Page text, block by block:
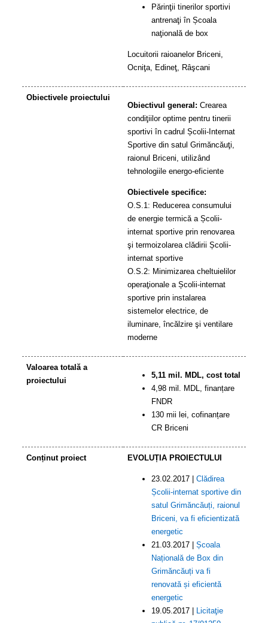
Părinţii tinerilor sportivi
antrenaţi în Școala
naţională de box
Locuitorii raioanelor Briceni,
Ocniţa, Edineţ, Râşcani
Obiectivele proiectului
Obiectivul general: Crearea
condiţiilor optime pentru tinerii
sportivi în cadrul Școlii-Internat
Sportive din satul Grimăncăuţi,
raionul Briceni, utilizând
tehnologiile energo-eficiente
Obiectivele specifice:
O.S.1: Reducerea consumului
de energie termică a Școlii-
internat sportive prin renovarea
şi termoizolarea clădirii Școlii-
internat sportive
O.S.2: Minimizarea cheltuielilor
operaţionale a Școlii-internat
sportive prin instalarea
sistemelor electrice, de
iluminare, încălzire şi ventilare
moderne
Valoarea totală a
proiectului
5,11 mil. MDL, cost total
4,98 mil. MDL, finanțare
FNDR
130 mii lei, cofinanțare
CR Briceni
Conținut proiect EVOLUȚIA PROIECTULUI
23.02.2017 | Clădirea
Școlii-internat sportive din
satul Grimăncăuți, raionul
Briceni, va fi eficientizată
energetic
21.03.2017 | Școala
Națională de Box din
Grimăncăuți va fi
renovată și eficientă
energetic
19.05.2017 |
Licitaţie